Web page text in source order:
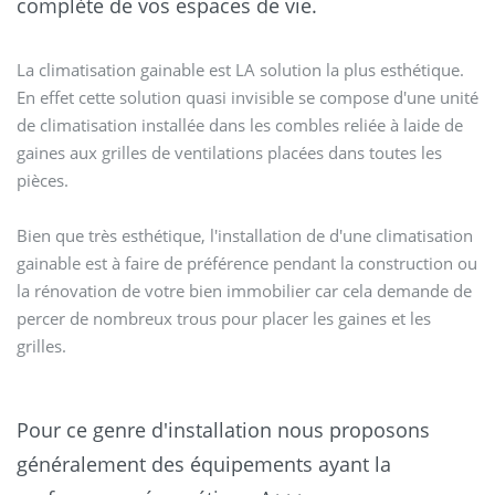
complète de vos espaces de vie.
La climatisation gainable est LA solution la plus esthétique.
En effet cette solution quasi invisible se compose d'une unité
de climatisation installée dans les combles reliée à laide de
gaines aux grilles de ventilations placées dans toutes les
pièces.
Bien que très esthétique, l'installation de d'une climatisation
gainable est à faire de préférence pendant la construction ou
la rénovation de votre bien immobilier car cela demande de
percer de nombreux trous pour placer les gaines et les
grilles.
Pour ce genre d'installation nous proposons
généralement des équipements ayant la